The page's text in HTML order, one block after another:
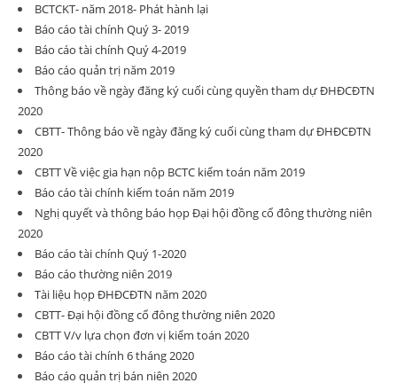
BCTCKT- năm 2018- Phát hành lại
Báo cáo tài chính Quý 3- 2019
Báo cáo tài chính Quý 4-2019
Báo cáo quản trị năm 2019
Thông báo về ngày đăng ký cuối cùng quyền tham dự ĐHĐCĐTN
2020
CBTT- Thông báo về ngày đăng ký cuối cùng tham dự ĐHĐCĐTN
2020
CBTT Về việc gia hạn nộp BCTC kiểm toán năm 2019
Báo cáo tài chính kiếm toán năm 2019
Nghị quyết và thông báo họp Đại hội đồng cổ đông thường niên
2020
Báo cáo tài chính Quý 1-2020
Báo cáo thường niên 2019
Tài liệu họp ĐHĐCĐTN năm 2020
CBTT- Đại hội đồng cổ đông thường niên 2020
CBTT V/v lựa chọn đơn vị kiểm toán 2020
Báo cáo tài chính 6 tháng 2020
Báo cáo quản trị bán niên 2020